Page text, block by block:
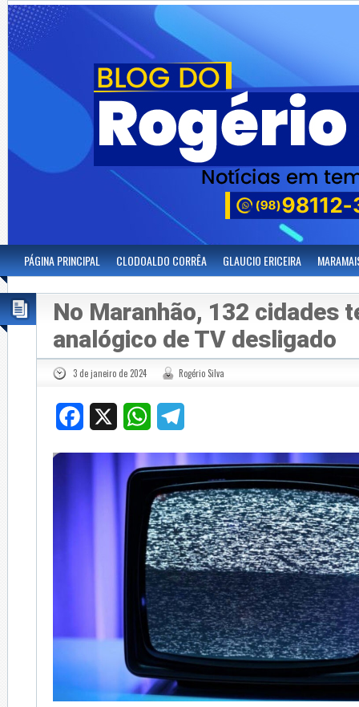
PÁGINA PRINCIPAL CLODOALDO CORRÊA GLAUCIO ERICEIRA
No Maranhão, 132 cidades
analógico de TV desligado
3 de janeiro de 2024 Rogério Silva
Facebook WhatsApp